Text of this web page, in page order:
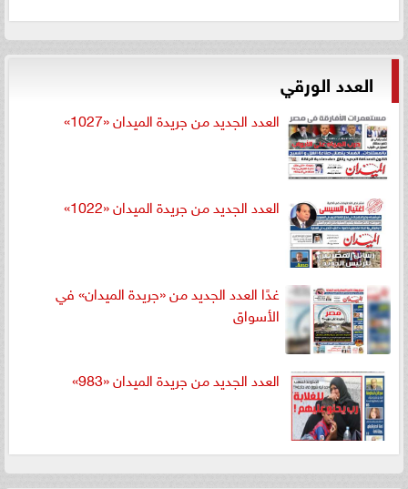
العدد الورقي
العدد الجديد من جريدة الميدان «1027»
العدد الجديد من جريدة الميدان «1022»
غدًا العدد الجديد من «جريدة الميدان» في
الأسواق
العدد الجديد من جريدة الميدان «983»